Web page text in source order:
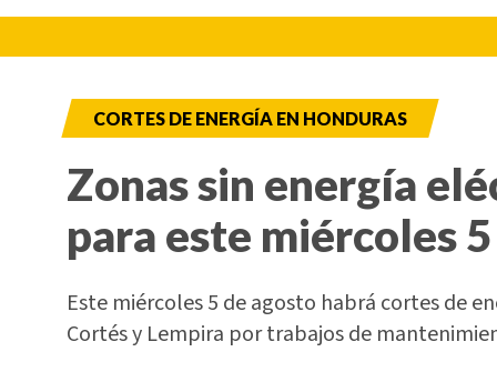
CORTES DE ENERGÍA EN HONDURAS
Zonas sin energía
para este miércoles
Este miércoles 5 de agosto habrá cortes de
Cortés y Lempira por trabajos de